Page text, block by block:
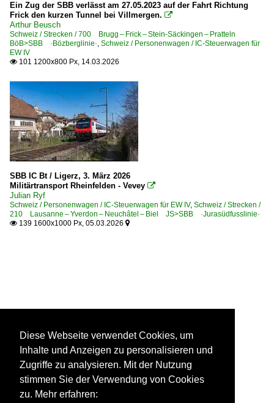
Ein Zug der SBB verlässt am 27.05.2023 auf der Fahrt Richtung
Frick den kurzen Tunnel bei Villmergen. 
Arthur Beusch
Schweiz / Strecken / 700 Brugg – Frick – Stein-Säckingen – Pratteln
BöB>SBB ·Bözberglinie·, Schweiz / Personenwagen / IC-Steuerwagen für
EW IV
 101 1200x800 Px, 14.03.2026
SBB IC Bt / Ligerz, 3. März 2026
Militärtransport Rheinfelden - Vevey 
Julian Ryf
Schweiz / Personenwagen / IC-Steuerwagen für EW IV, Schweiz / Strecken /
210 Lausanne – Yverdon – Neuchâtel – Biel JS>SBB ·Jurasüdfusslinie·
 139 1600x1000 Px, 05.03.2026 
Diese Webseite verwendet Cookies, um
Inhalte und Anzeigen zu personalisieren und
Zugriffe zu analysieren. Mit der Nutzung
stimmen Sie der Verwendung von Cookies
zu. Mehr erfahren: